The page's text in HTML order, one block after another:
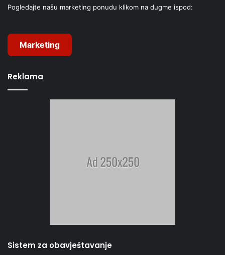
Pogledajte našu marketing ponudu klikom na dugme ispod:
Marketing
Reklama
Sistem za obavještavanje